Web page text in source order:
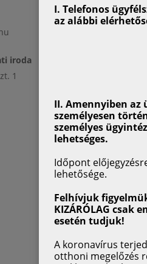
iroda
1
I. Telefonos
az alábbi
II. Amennyiben az
személyesen
személyes
lehetséges.
Időpont
lehetősége.
Felhívjuk
KIZÁRÓLAG csak
esetén tudjuk!
A koronavírus
otthoni megelőzés